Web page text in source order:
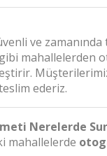
ve
gibi mahallelerden
ederiz.
Nerelerde
mahallelerde